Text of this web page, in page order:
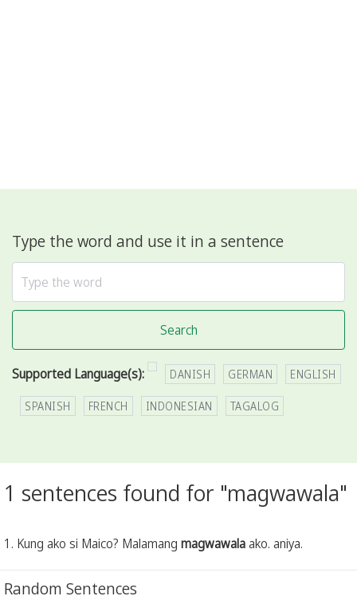
Type the word and use it in a sentence
Search
Supported Language(s): DANISH GERMAN ENGLISH
SPANISH FRENCH INDONESIAN TAGALOG
1 sentences found for "magwawala"
1. Kung ako si Maico? Malamang magwawalaako. aniya.
Random Sentences